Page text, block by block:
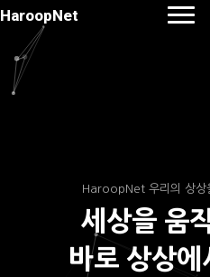
HaroopNet
HaroopNet 우리의 상
세상을 움
바로 상상